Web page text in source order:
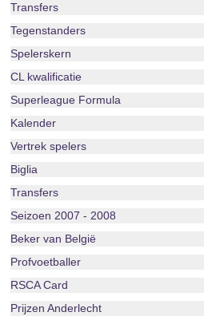
Transfers
Tegenstanders
Spelerskern
CL kwalificatie
Superleague Formula
Kalender
Vertrek spelers
Biglia
Transfers
Seizoen 2007 - 2008
Beker van België
Profvoetballer
RSCA Card
Prijzen Anderlecht